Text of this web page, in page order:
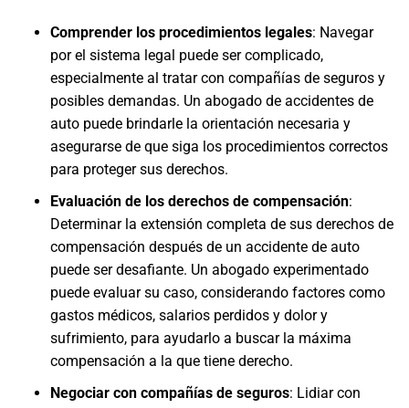
Comprender los procedimientos legales: Navegar
por el sistema legal puede ser complicado,
especialmente al tratar con compañías de seguros y
posibles demandas. Un abogado de accidentes de
auto puede brindarle la orientación necesaria y
asegurarse de que siga los procedimientos correctos
para proteger sus derechos.
Evaluación de los derechos de compensación:
Determinar la extensión completa de sus derechos de
compensación después de un accidente de auto
puede ser desafiante. Un abogado experimentado
puede evaluar su caso, considerando factores como
gastos médicos, salarios perdidos y dolor y
sufrimiento, para ayudarlo a buscar la máxima
compensación a la que tiene derecho.
Negociar con compañías de seguros: Lidiar con